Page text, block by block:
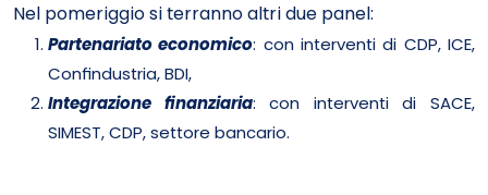
Nel pomeriggio si terranno altri due panel:
Partenariato economico: con interventi di CDP, ICE,
Confindustria, BDI,
Integrazione finanziaria: con interventi di SACE,
SIMEST, CDP, settore bancario.